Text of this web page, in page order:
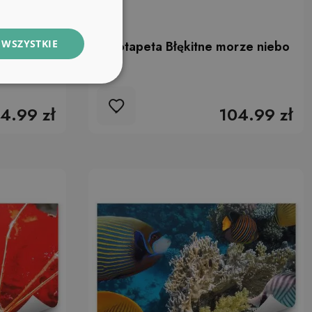
niebo
zł
Fototapeta Błękitne morze niebo
104.99 zł